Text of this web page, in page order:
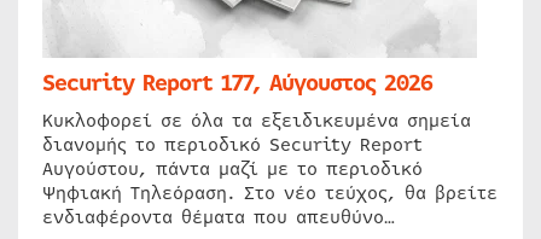
Security Report 177, Αύγουστος 2026
Κυκλοφορεί σε όλα τα εξειδικευμένα σημεία
διανομής το περιοδικό Security Report
Αυγούστου, πάντα μαζί με το περιοδικό
Ψηφιακή Τηλεόραση. Στο νέο τεύχος, θα βρείτε
ενδιαφέροντα θέματα που απευθύνο…